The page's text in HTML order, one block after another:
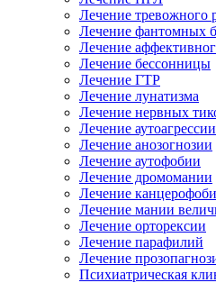
Лечение тревожного
Лечение фантомных
Лечение
Лечение бессонницы
Лечение ГТР
Лечение лунатизма
Лечение нервных
Лечение аутоагрессии
Лечение анозогнозии
Лечение аутофобии
Лечение дромомании
Лечение
Лечение мании
Лечение орторексии
Лечение парафилий
Лечение
Психиатрическая